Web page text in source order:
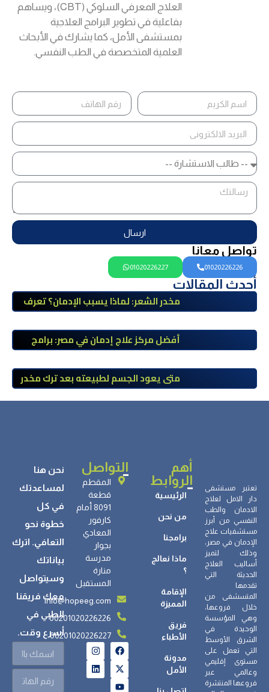
العلاج المعرفي السلوكي (CBT)، ويساهم
بفاعلية في تطوير البرامج العلاجية
بمستشفى الأمل، كما يشارك في الأبحاث
العلمية المتخصصة في الطب النفسي.
ارسال
تواصل معانا
01020226226
01020226227
أحدث المقالات
مخدر الشعر: لماذا يسبب الإدمان؟ تعرف
أفضل مركز علاج إدمان في مصر: برامج
طبي
متى يعود الجسم لطبيعته بعد ترك مخدر
الآيس؟ مراحل التعافي والعوامل المؤثرة
تعتبر مستشفى
دار الامل لعلاج
الادمان والطب
النفسي من أبرز
مستشفيات علاج
الإدمان في مصر،
وذلك لتميز
أساليب العلاج
الحديثة التي
تقدمها
المتسشفى من
خلال فروعها،
وهي المؤسسة
الوحيدة في
الشرق الأوسط
التي تعمل على
مستوى إقليمي
وعالمي عبر
فروعها المنتشرة
أهم
الروابط
الرئيسية
من نحن
برامجنا
ماذا نعالج
؟
الإقامة
المميزة
فريق
الأطباء
مدونة
الأمل
التواصل
المقطم
قطعة
8091 أمام
كارفور
المعادي
بجوار
مدرسة
منارة
المستقبل
info@hopeeg.com
00201020226226
00201020226227
نحن هنا
لمساعدتك
في كل
خطوة نحو
التعافي. اترك
بياناتك
وسيتواصل
معك فريقنا
الطبي في
أسرع وقت.